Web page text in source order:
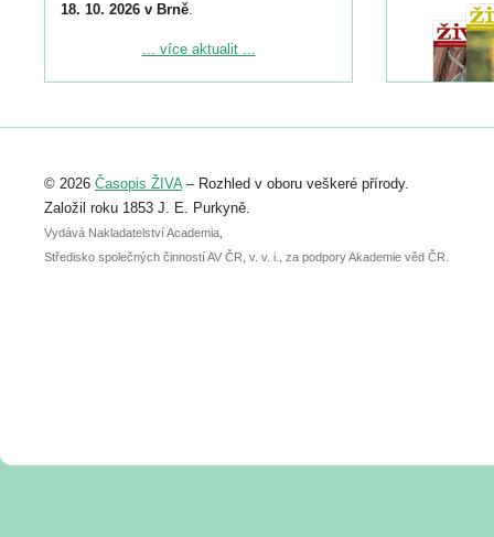
18. 10. 2026 v Brně.
Podrobnější informace ke konferenci
Registrovat se můžete do 6. září.
abstraktu přihlášené přednášky nebo
posteru je už 30. června.
... více aktualit ...
© 2026 Časopis ŽIVA– Rozhled v oboru veškeré přírody.
Založil roku 1853 J. E. Purkyně.
Vydává Nakladatelství Academia,
Středisko společných činností AV ČR, v. v. i., za podpory Akademie věd ČR.